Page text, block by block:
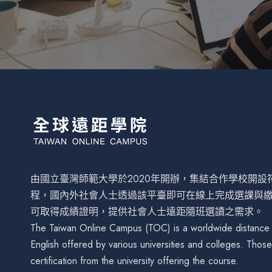
由國立臺灣師範大學於2020年開辦，集結合作學校開
程，國內外社會人士透過該平臺即可在線上完成選課與
可取得成績證明，提供社會人士遠距隨班選讀之需求。
The Taiwan Online Campus (TOC) is a worldwide
English offered by various universities and colleges.
certification from the university offering the course.